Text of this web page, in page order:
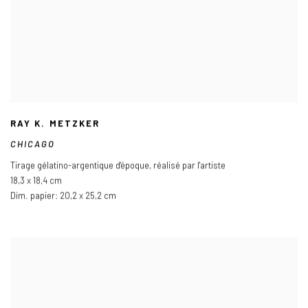
RAY K. METZKER
CHICAGO
Tirage gélatino-argentique d'époque, réalisé par l'artiste
18,3 x 18,4 cm
Dim. papier: 20,2 x 25,2 cm